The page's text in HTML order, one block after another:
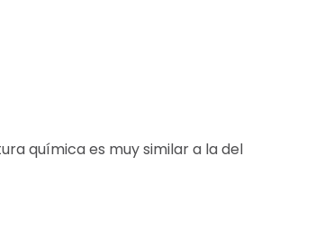
química es muy similar a la del